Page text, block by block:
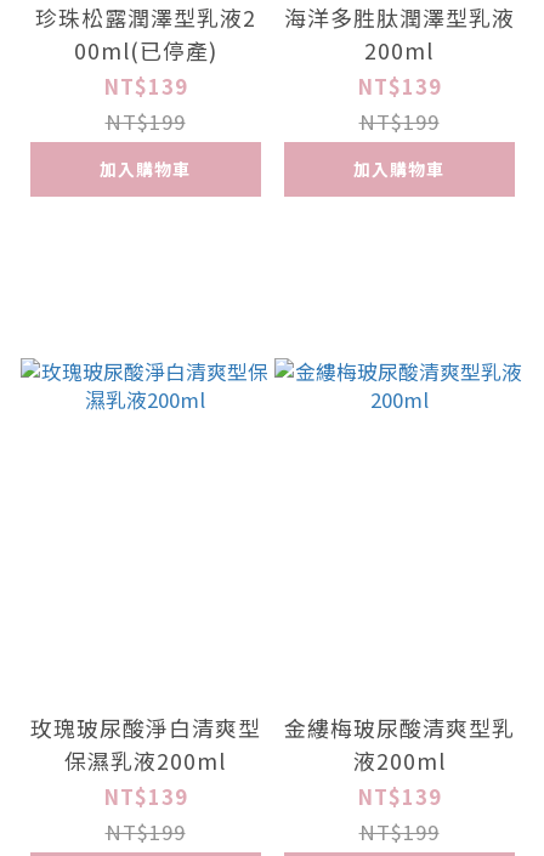
珍珠松露潤澤型乳液2
00ml(已停產)
NT$139
NT$199
加入購物車
海洋多胜肽潤澤型乳液
200ml
NT$139
NT$199
加入購物車
玫瑰玻尿酸淨白清爽型
保濕乳液200ml
NT$139
NT$199
金縷梅玻尿酸清爽型乳
液200ml
NT$139
NT$199